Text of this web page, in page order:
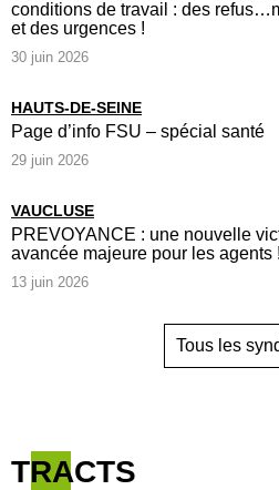
conditions de travail : des
et des urgences !
30 juin 2026
HAUTS-DE-SEINE
Page d’info FSU – spécial santé
29 juin 2026
VAUCLUSE
PREVOYANCE : une nouvelle
avancée majeure pour les agents !
13 juin 2026
Tous les
TRACTS